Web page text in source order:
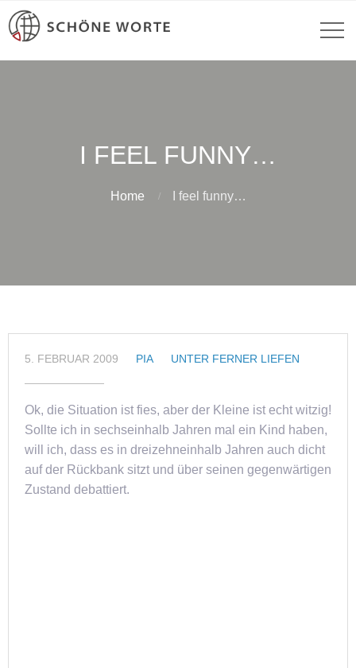
I FEEL FUNNY…
Home I feel funny…
5. FEBRUAR 2009 PIA UNTER FERNER LIEFEN
Ok, die Situation ist fies, aber der Kleine ist echt witzig!
Sollte ich in sechseinhalb Jahren mal ein Kind haben,
will ich, dass es in dreizehneinhalb Jahren auch dicht
auf der Rückbank sitzt und über seinen gegenwärtigen
Zustand debattiert.